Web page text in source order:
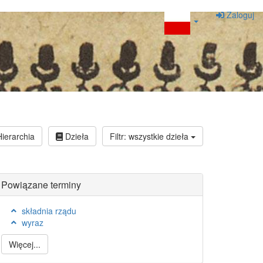
Zaloguj
Dzieła
Filtr: wszystkie dzieła
Powiązane terminy
składnia rządu
wyraz
Więcej...